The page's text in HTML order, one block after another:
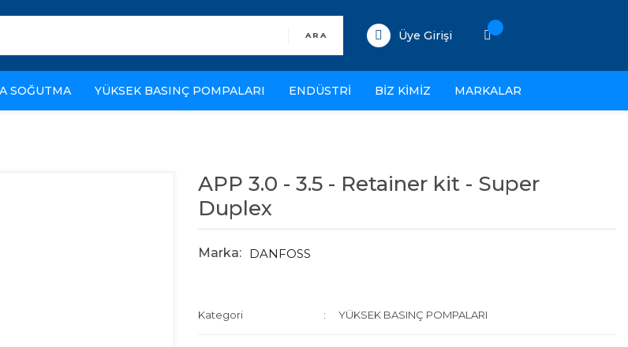
ARA Üye Girişi
SOĞUTMA YÜKSEK BASINÇ POMPALARI ENDÜSTRİ BİZ KİMİZ MARKALAR
APP 3.0 - 3.5 - Retainer kit - Super
Duplex
Marka: DANFOSS
Kategori YÜKSEK BASINÇ POMPALARI